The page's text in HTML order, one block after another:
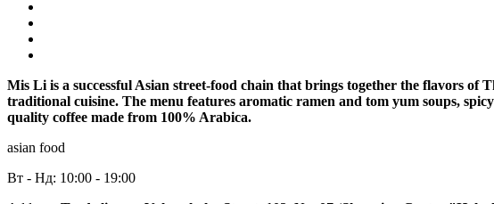
Mis Li is a successful Asian street-food chain that brings together the flavors
traditional cuisine. The menu features aromatic ramen and tom yum soups,
quality coffee made from 100% Arabica.
asian food
Вт - Нд: 10:00 - 19:00